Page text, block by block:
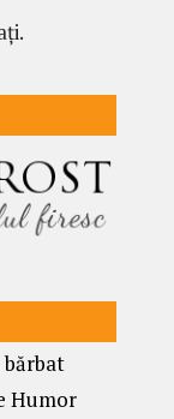
bărbat
Humor